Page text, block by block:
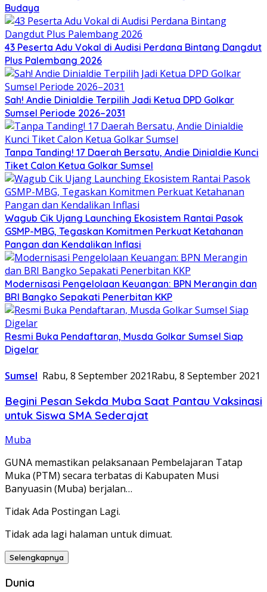
Budaya
43 Peserta Adu Vokal di Audisi Perdana Bintang Dangdut
Plus Palembang 2026
Sah! Andie Dinialdie Terpilih Jadi Ketua DPD Golkar
Sumsel Periode 2026–2031
Tanpa Tanding! 17 Daerah Bersatu, Andie Dinialdie Kunci
Tiket Calon Ketua Golkar Sumsel
Wagub Cik Ujang Launching Ekosistem Rantai Pasok
GSMP-MBG, Tegaskan Komitmen Perkuat Ketahanan
Pangan dan Kendalikan Inflasi
Modernisasi Pengelolaan Keuangan: BPN Merangin dan
BRI Bangko Sepakati Penerbitan KKP
Resmi Buka Pendaftaran, Musda Golkar Sumsel Siap
Digelar
Sumsel Rabu, 8 September 2021Rabu, 8 September 2021
Begini Pesan Sekda Muba Saat Pantau Vaksinasi
untuk Siswa SMA Sederajat
Muba
GUNA memastikan pelaksanaan Pembelajaran Tatap
Muka (PTM) secara terbatas di Kabupaten Musi
Banyuasin (Muba) berjalan…
Tidak Ada Postingan Lagi.
Tidak ada lagi halaman untuk dimuat.
Selengkapnya
Dunia